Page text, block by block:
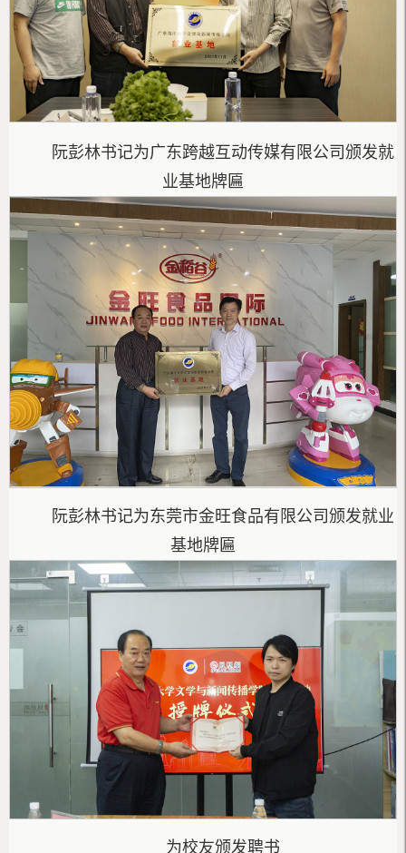
阮彭林书记为广东跨越互动传媒有限公司颁发就
业基地牌匾
阮彭林书记为东莞市金旺食品有限公司颁发就业
基地牌匾
为校友颁发聘书